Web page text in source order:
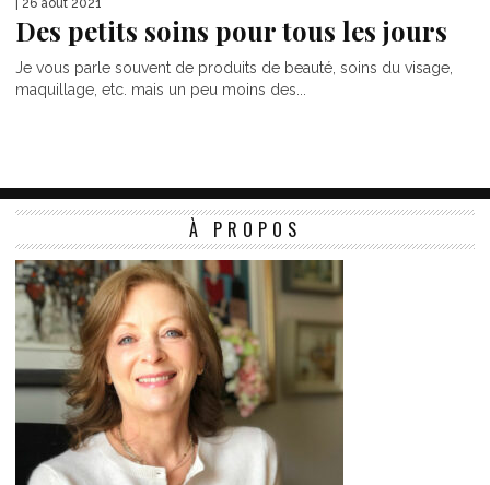
| 26 août 2021
Des petits soins pour tous les jours
Je vous parle souvent de produits de beauté, soins du visage,
maquillage, etc. mais un peu moins des...
À PROPOS